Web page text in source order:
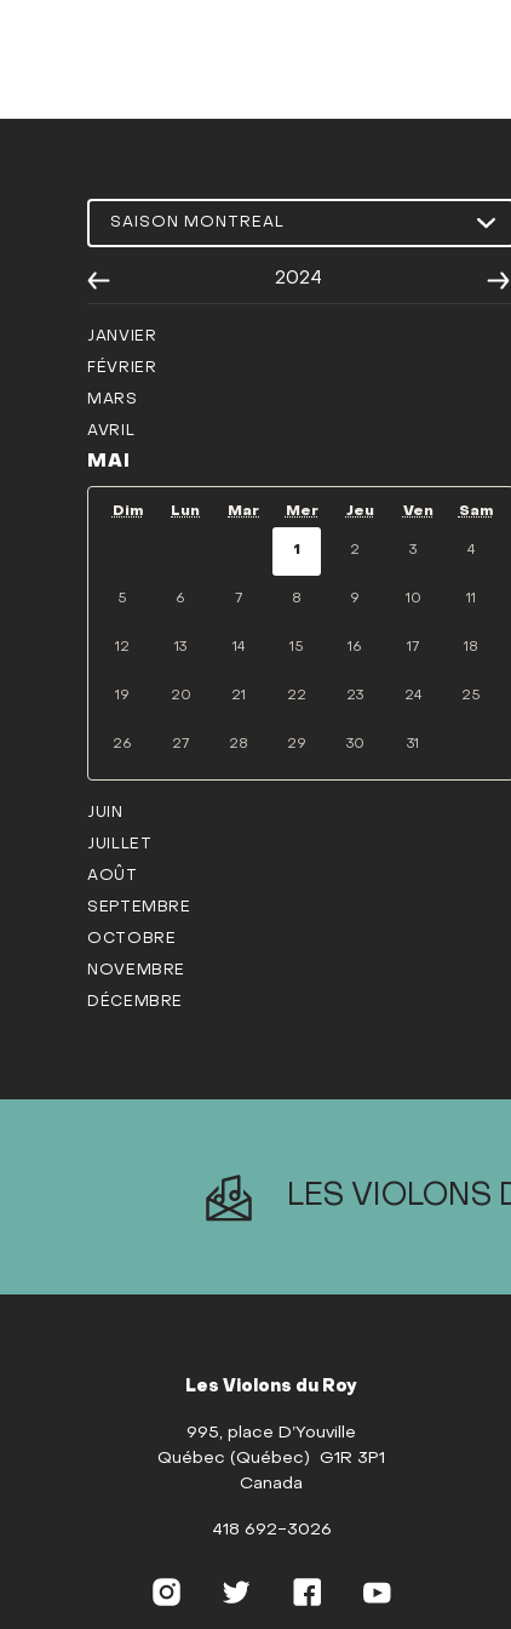
2024
JANVIER
FÉVRIER
MARS
AVRIL
MAI
Dim Lun Mar Mer Jeu Ven Sam
1 2 3 4
5 6 7 8 9 10 11
12 13 14 15 16 17 18
19 20 21 22 23 24 25
26 27 28 29 30 31
JUIN
JUILLET
AOÛT
SEPTEMBRE
OCTOBRE
NOVEMBRE
DÉCEMBRE
LES VIOLONS
Les Violons du Roy
995, place D’Youville
Québec (Québec) G1R 3P1
Canada
418 692-3026
InstagramTwitterFacebookYoutube